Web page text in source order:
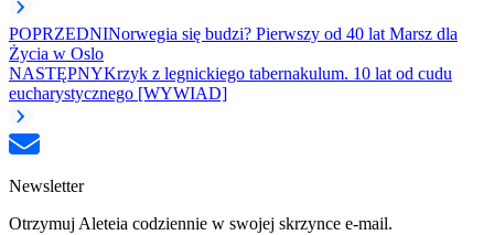
POPRZEDNINorwegia się budzi? Pierwszy od 40 lat Marsz dla
Życia w Oslo
NASTĘPNYKrzyk z legnickiego tabernakulum. 10 lat od cudu
eucharystycznego [WYWIAD]
Newsletter
Otrzymuj Aleteia codziennie w swojej skrzynce e-mail.